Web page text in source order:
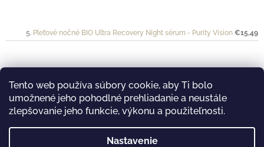
Tento web používa súbory cookie, aby Ti bolo
umožnené jeho pohodlné prehliadanie a neustále
zlepšovanie jeho funkcie, výkonu a použiteľnosti.
Nastavenie
Pleťové nočné BIO Ultra Recovery Night sérum - Purity Vision €15,49
Ochranný krém pre športovkyne a športovcov VÉLO - Mylo
࿔ Nakukni aj na náš Youtube kanál...